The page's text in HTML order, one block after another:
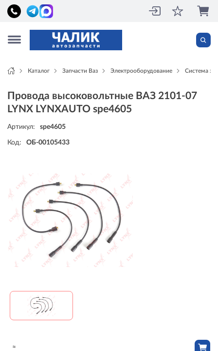
Каталог Запчасти Ваз Электрооборудование Система
Провода высоковольтные ВАЗ 2101-07
LYNX LYNXAUTO spe4605
Артикул: spe4605
Код: ОБ-00105433
≈